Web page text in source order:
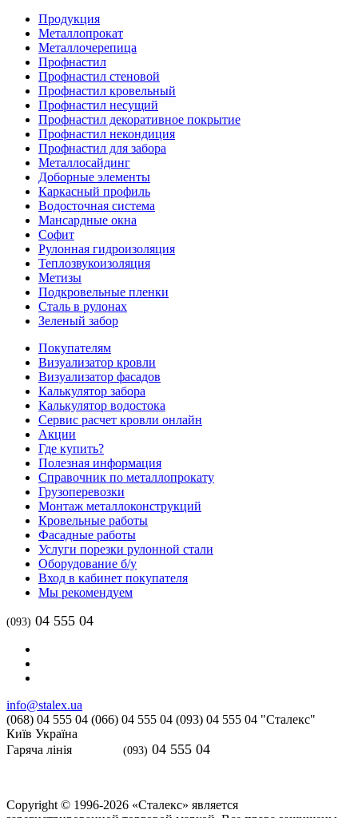
Продукция
Металлопрокат
Металлочерепица
Профнастил
Профнастил стеновой
Профнастил кровельный
Профнастил несущий
Профнастил декоративное покрытие
Профнастил некондиция
Профнастил для забора
Металлосайдинг
Доборные элементы
Каркасный профиль
Водосточная система
Мансардные окна
Софит
Рулонная гидроизоляция
Теплозвукоизоляция
Метизы
Подкровельные пленки
Сталь в рулонах
Зеленый забор
Покупателям
Визуализатор кровли
Визуализатор фасадов
Калькулятор забора
Калькулятор водостока
Сервис расчет кровли онлайн
Акции
Где купить?
Полезная информация
Справочник по металлопрокату
Грузоперевозки
Монтаж металлоконструкций
Кровельные работы
Фасадные работы
Услуги порезки рулонной стали
Оборудование б/у
Вход в кабинет покупателя
Мы рекомендуем
(093) 04 555 04
info@stalex.ua
(068) 04 555 04 (066) 04 555 04 (093) 04 555 04 "Сталекс"
Київ Україна
Гаряча лінія
(093) 04 555 04
Copyright © 1996-2026 «Сталекс» является